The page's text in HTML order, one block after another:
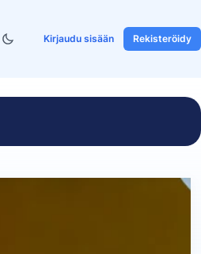
Kirjaudu sisään Rekisteröidy